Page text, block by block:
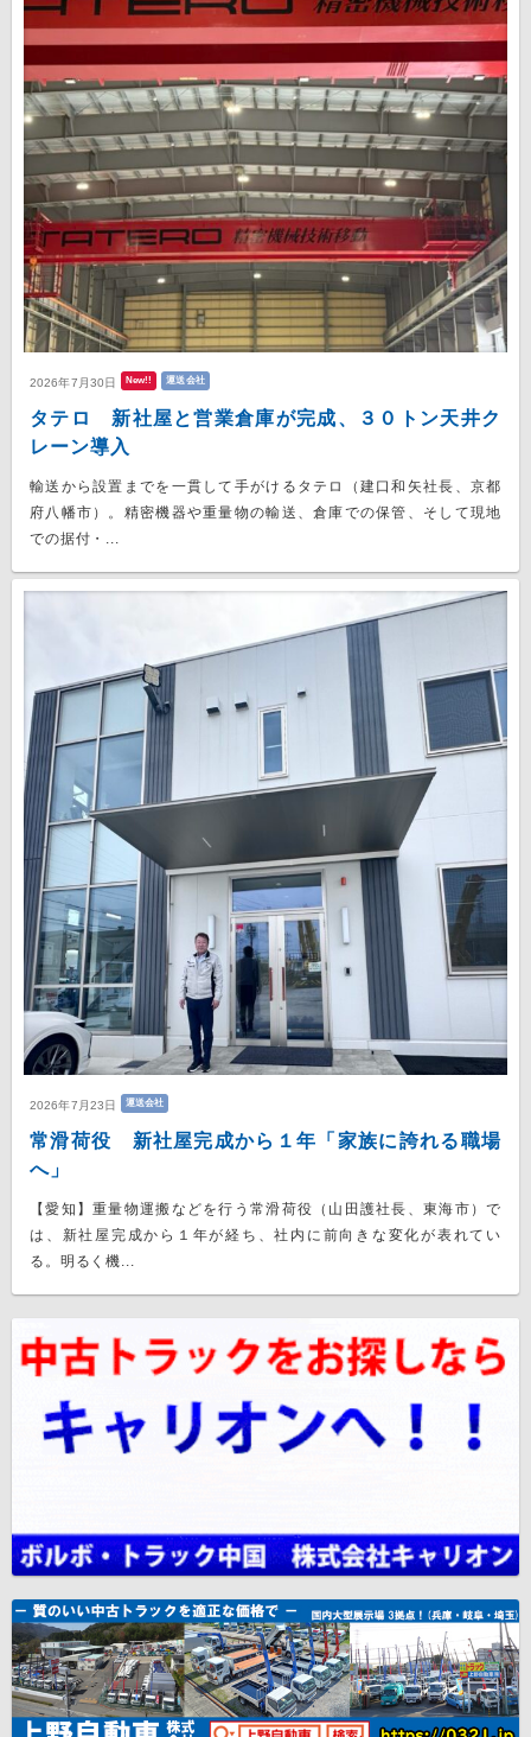
2026年7月30日 New!! 運送会社
タテロ 新社屋と営業倉庫が完成、３０トン天井ク
レーン導入
輸送から設置までを一貫して手がけるタテロ（建口和矢社長、京都
府八幡市）。精密機器や重量物の輸送、倉庫での保管、そして現地
での据付・...
2026年7月23日 運送会社
常滑荷役 新社屋完成から１年「家族に誇れる職場
へ」
【愛知】重量物運搬などを行う常滑荷役（山田護社長、東海市）で
は、新社屋完成から１年が経ち、社内に前向きな変化が表れてい
る。明るく機...